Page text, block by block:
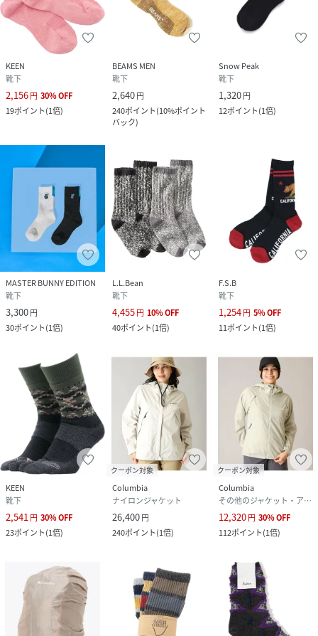
KEEN
靴下
2,156円 30%OFF
19ポイント(1倍)
BEAMS MEN
靴下
2,640円
240ポイント(10%ポイント
バック)
Snow Peak
靴下
1,320円
12ポイント(1倍)
MASTER BUNNY EDITION
靴下
3,300円
30ポイント(1倍)
L.L.Bean
靴下
4,455円 10%OFF
40ポイント(1倍)
F.S.B
靴下
1,254円 5%OFF
11ポイント(1倍)
KEEN
靴下
2,541円 30%OFF
23ポイント(1倍)
クーポン対象
Columbia
ナイロンジャケット
26,400円
240ポイント(1倍)
クーポン対象
Columbia
その他のジャケット・アウター
12,320円 30%OFF
112ポイント(1倍)